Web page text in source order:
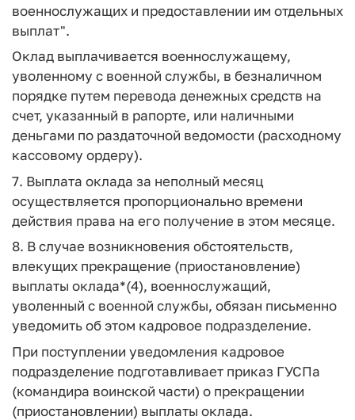
военнослужащих и предоставлении им отдельных
выплат".
Оклад выплачивается военнослужащему,
уволенному с военной службы, в безналичном
порядке путем перевода денежных средств на
счет, указанный в рапорте, или наличными
деньгами по раздаточной ведомости (расходному
кассовому ордеру).
7. Выплата оклада за неполный месяц
осуществляется пропорционально времени
действия права на его получение в этом месяце.
8. В случае возникновения обстоятельств,
влекущих прекращение (приостановление)
выплаты оклада*(4), военнослужащий,
уволенный с военной службы, обязан письменно
уведомить об этом кадровое подразделение.
При поступлении уведомления кадровое
подразделение подготавливает приказ ГУСПа
(командира воинской части) о прекращении
(приостановлении) выплаты оклада.